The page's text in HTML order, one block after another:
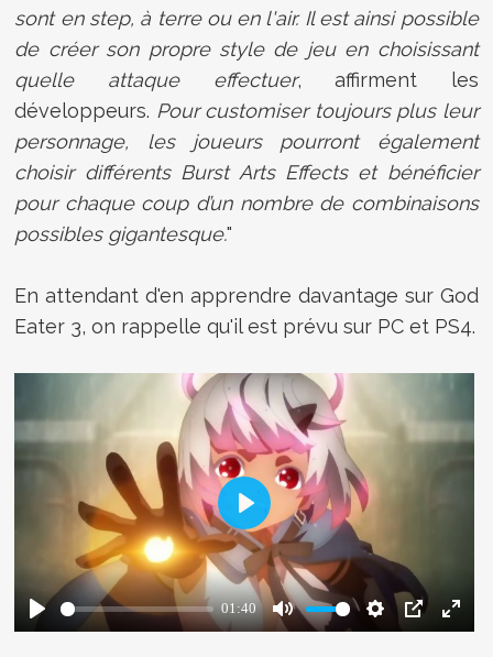
sont en step, à terre ou en l'air. Il est ainsi possible
de créer son propre style de jeu en choisissant
quelle attaque effectuer, affirment les
développeurs. Pour customiser toujours plus leur
personnage, les joueurs pourront également
choisir différents Burst Arts Effectset bénéficier
pour chaque coup d’un nombre de combinaisons
possibles gigantesque."
En attendant d'en apprendre davantage sur God
Eater 3, on rappelle qu'il est prévu sur PC et PS4.